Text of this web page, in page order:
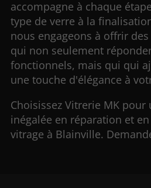
accompagne à chaque
type de verre à la
nous engageons à offrir
qui non seulement
fonctionnels, mais qui qui
une touche d'élégance à
Choisissez Vitrerie MK pour
inégalée en réparation et
vitrage à Blainville.